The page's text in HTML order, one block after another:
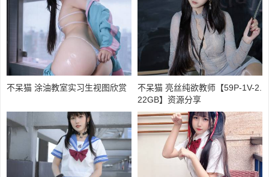
不呆猫 涂油教室实习生视图欣赏
不呆猫 亮丝纯欲教师【59P-1V-2.
22GB】资源分享